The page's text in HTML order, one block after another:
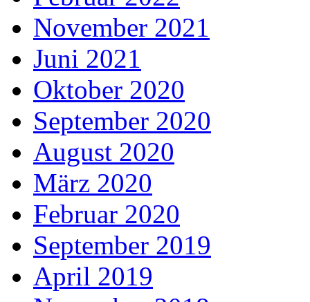
November 2021
Juni 2021
Oktober 2020
September 2020
August 2020
März 2020
Februar 2020
September 2019
April 2019